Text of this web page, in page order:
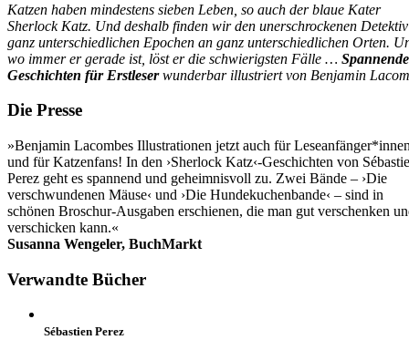
Katzen haben mindestens sieben Leben, so auch der blaue Kater
Sherlock Katz. Und deshalb finden wir den unerschrockenen
ganz unterschiedlichen Epochen an ganz unterschiedlichen Orten.
wo immer er gerade ist, löst er die schwierigsten Fälle … Spannende
Geschichten für Erstleserwunderbar illustriert von Benjamin
Die Presse
»Benjamin Lacombes Illustrationen jetzt auch für
und für Katzenfans! In den ›Sherlock Katz‹-Geschichten von
Perez geht es spannend und geheimnisvoll zu. Zwei Bände – ›Die
verschwundenen Mäuse‹ und ›Die Hundekuchenbande‹ – sind in
schönen Broschur-Ausgaben erschienen, die man gut verschenken
verschicken kann.«
Susanna Wengeler, BuchMarkt
Verwandte Bücher
Sébastien Perez